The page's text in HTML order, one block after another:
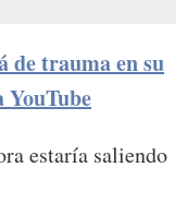
trauma en su
estaría saliendo